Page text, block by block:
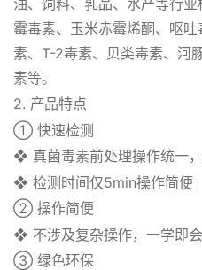
霉毒素、玉米赤霉烯酮、呕
素、T-2毒素、贝类毒素、河
素等。
2. 产品特点
① 快速检测
❖ 真菌毒素前处理操作统一
❖ 检测时间仅5min操作简便
② 操作简便
❖ 不涉及复杂操作，一学即会
③ 绿色环保